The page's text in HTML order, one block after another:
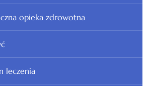
opieka zdrowotna
leczenia